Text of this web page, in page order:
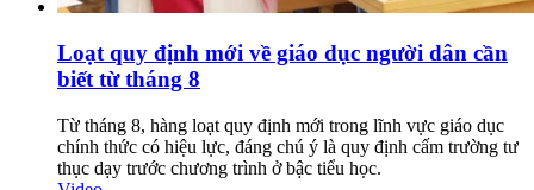
Loạt quy định mới về giáo dục người dân cần
biết từ tháng 8
Từ tháng 8, hàng loạt quy định mới trong lĩnh vực giáo dục
chính thức có hiệu lực, đáng chú ý là quy định cấm trường tư
thục dạy trước chương trình ở bậc tiểu học.